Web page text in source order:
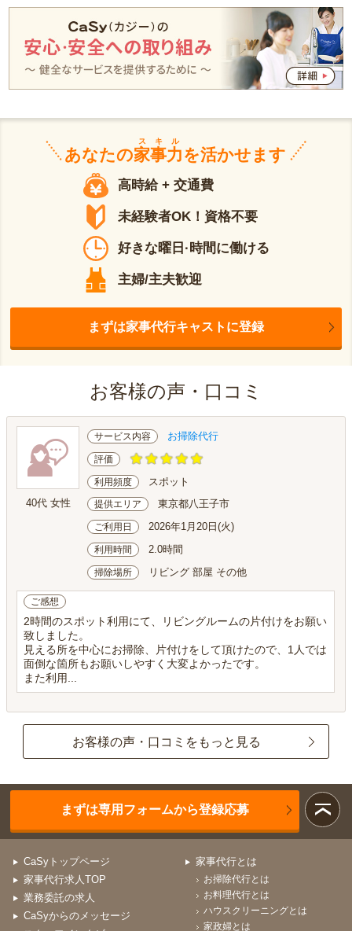
あなたの家事力
スキル
を活かせます
高時給 + 交通費
未経験者OK！資格不要
好きな曜日·時間に働ける
主婦/主夫歓迎
まずは家事代行キャストに登録
お客様の声・口コミ
40代 女性
サービス内容 お掃除代行
評価
利用頻度 スポット
提供エリア 東京都八王子市
ご利用日 2026年1月20日(火)
利用時間 2.0時間
掃除場所 リビング 部屋 その他
ご感想
2時間のスポット利用にて、リビングルームの片付けをお願い
致しました。
見える所を中心にお掃除、片付けをして頂けたので、1人では
面倒な箇所もお願いしやすく大変よかったです。
また利用...
お客様の声・口コミをもっと見る
まずは専用フォームから登録応募
CaSyトップページ
家事代行求人TOP
業務委託の求人
CaSyからのメッセージ
家事代行とは
お掃除代行とは
お料理代行とは
ハウスクリーニングとは
家政婦とは